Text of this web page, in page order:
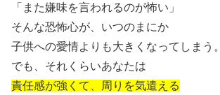
「また嫌味を言われるのが怖い」
そんな恐怖心が、いつのまにか
子供への愛情よりも大きくなってしまう。
でも、それくらいあなたは
責任感が強くて、周りを気遣える